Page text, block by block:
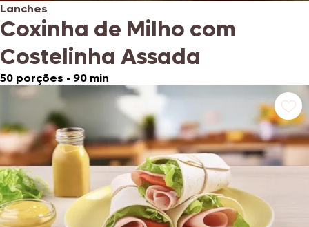
Lanches
Coxinha de Milho com
Costelinha Assada
50 porções • 90 min